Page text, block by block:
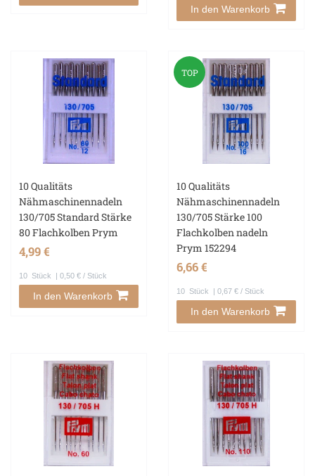
In den Warenkorb
10 Qualitäts
Nähmaschinennadeln
130/705 Standard Stärke
80 Flachkolben Prym
4,99 €
10 Stück | 0,50 € / Stück
In den Warenkorb
TOP
10 Qualitäts
Nähmaschinennadeln
130/705 Stärke 100
Flachkolben nadeln
Prym 152294
6,66 €
10 Stück | 0,67 € / Stück
In den Warenkorb